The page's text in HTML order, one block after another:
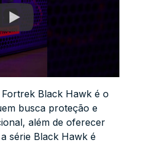
Black Hawk é o
busca proteção e
além de oferecer
série Black Hawk é